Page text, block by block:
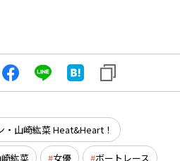
・山崎紘菜 Heat&Heart！
紘菜 女優 ボートレース